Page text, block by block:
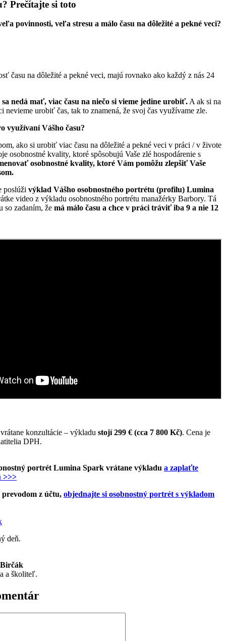
Prečítajte si toto
povinnosti, veľa stresu a málo času na dôležité a pekné veci?
času na dôležité a pekné veci, majú rovnako ako každý z nás 24
sa nedá mať, viac času na niečo si vieme jedine urobiť.A ak si na
nevieme urobiť čas, tak to znamená, že svoj čas využívame zle.
využívaní Vášho času?
ako si urobiť viac času na dôležité a pekné veci v práci / v živote
osobnostné kvality, ktoré spôsobujú Vaše zlé hospodárenie s
osobnostné kvality, ktoré Vám pomôžu zlepšiť Vaše
poslúži výklad Vášho osobnostného portrétu (profilu) Lumina
video z výkladu osobnostného portrétu manažérky Barbory. Tá
so zadaním, že má málo času a chce v práci tráviť iba 9 a nie 12
konzultácie – výkladu stojí 299 € (cca 7 800 Kč). Cena je
DPH.
portrét Lumina Spark vrátane výkladu a zaplaťte
>>>
z účtu, objednajte si osobnostný portrét s výkladom
deň.
a školiteľ.